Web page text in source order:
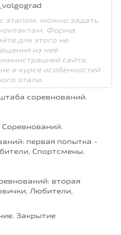
этапом, можно задать
Форма
для этого не
из неё
сайта,
в курсе особенностей
этапа.
соревнований.
Соревнований.
первая попытка -
Спортсмены.
вторая
Любители,
Закрытие